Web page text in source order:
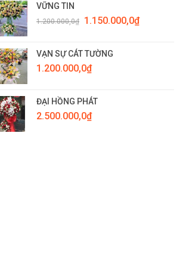
VỮNG TIN
1.200.000,0₫
Giá
1.200.000,0₫.
1.150.000,0₫Giá
VẠN SỰ CÁT TƯỜNG
1.200.000,0₫
ĐẠI HỒNG PHÁT
2.500.000,0₫